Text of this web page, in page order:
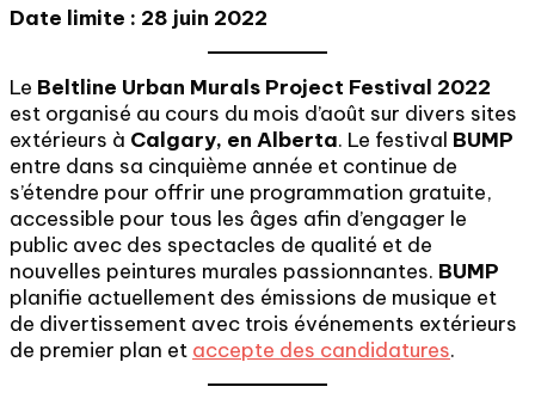
Date limite : 28 juin 2022
Le Beltline Urban Murals Project Festival 2022
est organisé au cours du mois d’août sur divers sites
extérieurs à Calgary, en Alberta. Le festival BUMP
entre dans sa cinquième année et continue de
s’étendre pour offrir une programmation gratuite,
accessible pour tous les âges afin d’engager le
public avec des spectacles de qualité et de
nouvelles peintures murales passionnantes. BUMP
planifie actuellement des émissions de musique et
de divertissement avec trois événements extérieurs
de premier plan et accepte des candidatures.